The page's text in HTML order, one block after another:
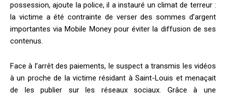
possession, ajoute la police, il a instauré un climat de terreur :
la victime a été contrainte de verser des sommes d’argent
importantes via Mobile Money pour éviter la diffusion de ses
contenus.
Face à l’arrêt des paiements, le suspect a transmis les vidéos
à un proche de la victime résidant à Saint-Louis et menaçait
de les publier sur les réseaux sociaux. Grâce à une